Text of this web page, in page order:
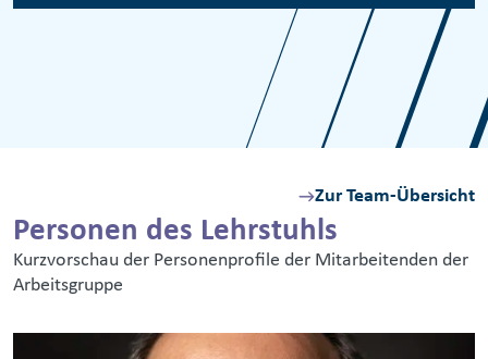
Personen des Lehrstuhls
Kurzvorschau der Personenprofile der Mitarbeitenden der
Arbeitsgruppe
Zur Team-Übersicht